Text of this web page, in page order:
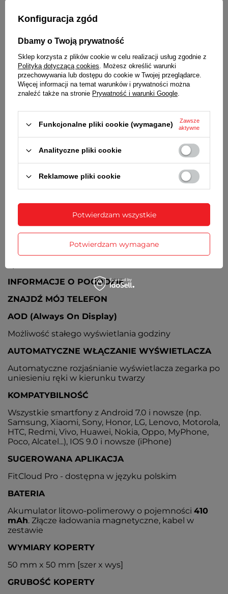
POWIADOMIENIA PUSH
Powiadomienia aplikacji (SMS, e-mail, Facebook,
których chcemy otrzymywać (lub nie)
powiadomienia edytuje się w aplikacji FitCloud Pro
PRZYPOMNIENIA
FAZY FIZJOLOGICZNE, PRZYPOMNIENIE O
Opcja aktywna po ustawieniu w aplikacji właściwej
ALARM / BUDZIK, STOPER, TIMER, KALKULATOR
Sterowanie odtwarzaczem muzycznym w tel. z
poziomu zegarka. Regulacja głośności
ZDALNE ZDJĘCIE
Zdalne uruchamianie i wykonywanie zdjęć
INFORMACJE O POGODZIE
ZNAJDŹ MÓJ TELEFON
AOD (Always On Display)
Możliwość stałego wyświetlania godziny
AUTOMATYCZNE WŁĄCZANIE WYŚWIETLACZA
Automatyczne rozjaśnianie wyświetlacza zegarka po
uniesieniu ręki w kierunku twarzy
KOMPATYBILNOŚĆ
Wszystkie smartfony z Android 7.0 i nowsze (np.
Samsung, Xiaomi, Sony, Honor, LG, Lenovo, Motorola,
HTC, Redmi, Vivo, Huawei, Nokia, Oppo, MyPhone,
Poco, Alcatel...), IOS 9.0 i nowsze (iPhone)
SUGEROWANA APLIKACJA
FitCloud Pro - dostępna w języku polskim
BATERIA
Akumulator litowo-polimerowy o pojemności 410
mAh. Złącze ładowania magnetyczne, kabel w
zestawie
WYMIARY KOPERTY
50 mm x 50 mm [szer x wys]
GRUBOŚĆ KOPERTY
Konfiguracja zgód
Dbamy o Twoją prywatność
Sklep korzysta z plików cookie w celu realizacji usług zgodnie z
Polityką dotyczącą cookies. Możesz określić warunki
przechowywania lub dostępu do cookie w Twojej przeglądarce.
Więcej informacji na temat warunków i prywatności można
znaleźć także na stronie Prywatność i warunki Google.
Funkcjonalne pliki cookie (wymagane)
Zawsze
aktywne
Analityczne pliki cookie
Reklamowe pliki cookie
Potwierdzam wymagane
Potwierdzam wszystkie